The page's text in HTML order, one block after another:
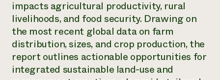
LIHEAP
Centro de intercambio de información AgriSolar
Internship Hub
Buscar prácticas
Contratar a un becario
comunidad.
DONAR AHORA
impacts agricultural productivity, rural
livelihoods, and food security. Drawing on
the most recent global data on farm
distribution, sizes, and crop production, the
report outlines actionable opportunities for
integrated sustainable land-use and